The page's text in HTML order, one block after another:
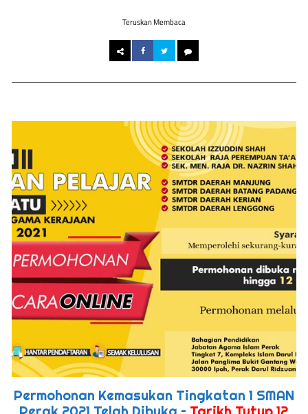
Teruskan Membaca
Permohonan Kemasukan Tingkatan 1 SMAN